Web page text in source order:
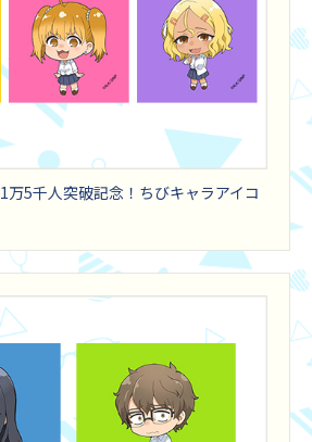
5千人突破記念！ちびキャラアイコ